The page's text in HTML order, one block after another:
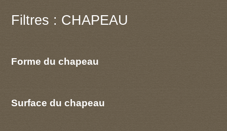
Filtres : CHAPEAU
Forme du chapeau
Surface du chapeau